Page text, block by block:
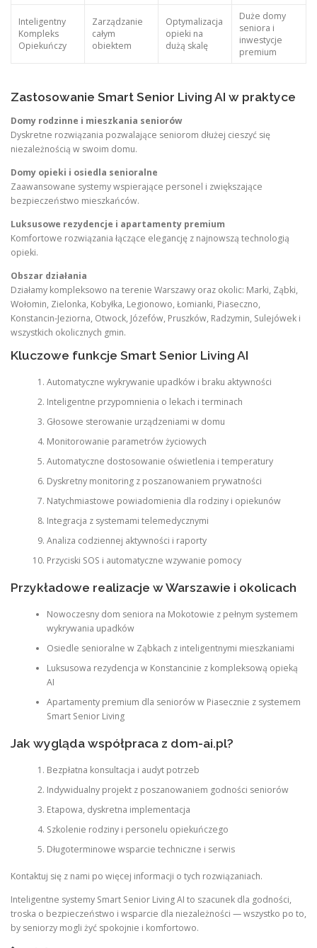
Inteligentny
Kompleks
Opiekuńczy
Zarządzanie
całym
obiektem
Optymalizacja
opieki na
dużą skalę
Duże domy
seniora i
inwestycje
premium
Zastosowanie Smart Senior Living AI w praktyce
Domy rodzinne i mieszkania seniorów
Dyskretne rozwiązania pozwalające seniorom dłużej cieszyć się
niezależnością w swoim domu.
Domy opieki i osiedla senioralne
Zaawansowane systemy wspierające personel i zwiększające
bezpieczeństwo mieszkańców.
Luksusowe rezydencje i apartamenty premium
Komfortowe rozwiązania łączące elegancję z najnowszą technologią
opieki.
Obszar działania
Działamy kompleksowo na terenie Warszawy oraz okolic: Marki, Ząbki,
Wołomin, Zielonka, Kobyłka, Legionowo, Łomianki, Piaseczno,
Konstancin-Jeziorna, Otwock, Józefów, Pruszków, Radzymin, Sulejówek i
wszystkich okolicznych gmin.
Kluczowe funkcje Smart Senior Living AI
Automatyczne wykrywanie upadków i braku aktywności
Inteligentne przypomnienia o lekach i terminach
Głosowe sterowanie urządzeniami w domu
Monitorowanie parametrów życiowych
Automatyczne dostosowanie oświetlenia i temperatury
Dyskretny monitoring z poszanowaniem prywatności
Natychmiastowe powiadomienia dla rodziny i opiekunów
Integracja z systemami telemedycznymi
Analiza codziennej aktywności i raporty
Przyciski SOS i automatyczne wzywanie pomocy
Przykładowe realizacje w Warszawie i okolicach
Nowoczesny dom seniora na Mokotowie z pełnym systemem
wykrywania upadków
Osiedle senioralne w Ząbkach z inteligentnymi mieszkaniami
Luksusowa rezydencja w Konstancinie z kompleksową opieką
AI
Apartamenty premium dla seniorów w Piasecznie z systemem
Smart Senior Living
Jak wygląda współpraca z dom-ai.pl?
Bezpłatna konsultacja i audyt potrzeb
Indywidualny projekt z poszanowaniem godności seniorów
Etapowa, dyskretna implementacja
Szkolenie rodziny i personelu opiekuńczego
Długoterminowe wsparcie techniczne i serwis
Kontaktuj się z nami po więcej informacji o tych rozwiązaniach.
Inteligentne systemy Smart Senior Living AI to szacunek dla godności,
troska o bezpieczeństwo i wsparcie dla niezależności — wszystko po to,
by seniorzy mogli żyć spokojnie i komfortowo.